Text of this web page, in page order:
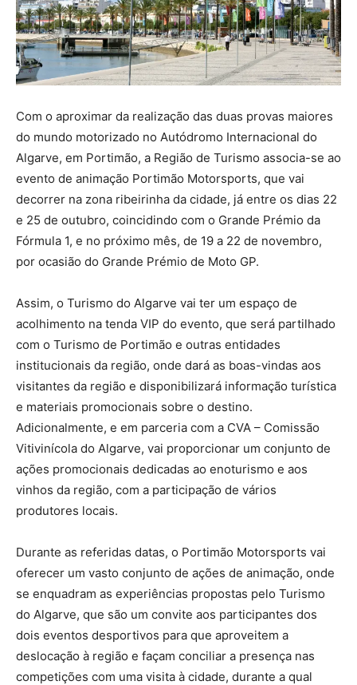
Com o aproximar da realização das duas provas maiores
do mundo motorizado no Autódromo Internacional do
Algarve, em Portimão, a Região de Turismo associa-se ao
evento de animação Portimão Motorsports, que vai
decorrer na zona ribeirinha da cidade, já entre os dias 22
e 25 de outubro, coincidindo com o Grande Prémio da
Fórmula 1, e no próximo mês, de 19 a 22 de novembro,
por ocasião do Grande Prémio de Moto GP.
Assim, o Turismo do Algarve vai ter um espaço de
acolhimento na tenda VIP do evento, que será partilhado
com o Turismo de Portimão e outras entidades
institucionais da região, onde dará as boas-vindas aos
visitantes da região e disponibilizará informação turística
e materiais promocionais sobre o destino.
Adicionalmente, e em parceria com a CVA – Comissão
Vitivinícola do Algarve, vai proporcionar um conjunto de
ações promocionais dedicadas ao enoturismo e aos
vinhos da região, com a participação de vários
produtores locais.
Durante as referidas datas, o Portimão Motorsports vai
oferecer um vasto conjunto de ações de animação, onde
se enquadram as experiências propostas pelo Turismo
do Algarve, que são um convite aos participantes dos
dois eventos desportivos para que aproveitem a
deslocação à região e façam conciliar a presença nas
competições com uma visita à cidade, durante a qual